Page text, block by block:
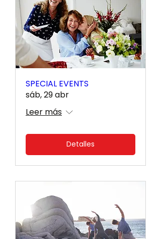
SPECIAL EVENTS
sáb, 29 abr
Leer más
Detalles